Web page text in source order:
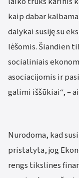
kaip dabar
dalykai susiję su
lėšomis. Šiandien
socialiniais
asociacijomis ir
galimi iššūkiai“, –
Nurodoma, kad
pristatyta, jog
rengs tikslines